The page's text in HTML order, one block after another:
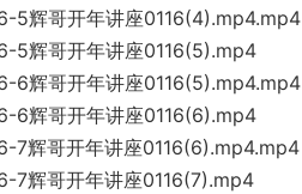
5辉哥开年讲座0116(4).mp4.mp4
-5辉哥开年讲座0116(5).mp4
6辉哥开年讲座0116(5).mp4.mp4
6辉哥开年讲座0116(6).mp4
7辉哥开年讲座0116(6).mp4.mp4
7辉哥开年讲座0116(7).mp4